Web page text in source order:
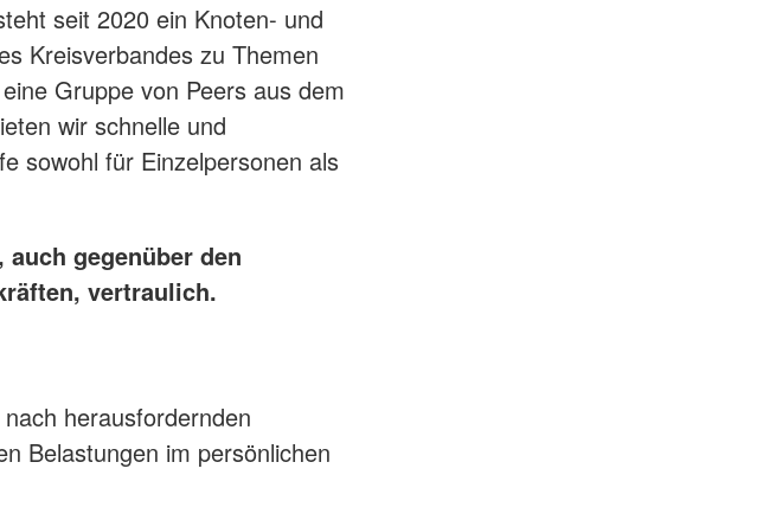
seit 2020 ein Knoten- und
Kreisverbandes zu Themen
Gruppe von Peers aus dem
wir schnelle und
sowohl für Einzelpersonen als
gegenüber den
vertraulich.
herausfordernden
Belastungen im persönlichen